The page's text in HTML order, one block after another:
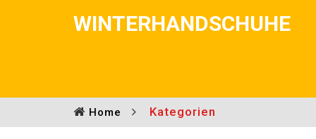
WINTERHANDSCHUHE
Home Kategorien